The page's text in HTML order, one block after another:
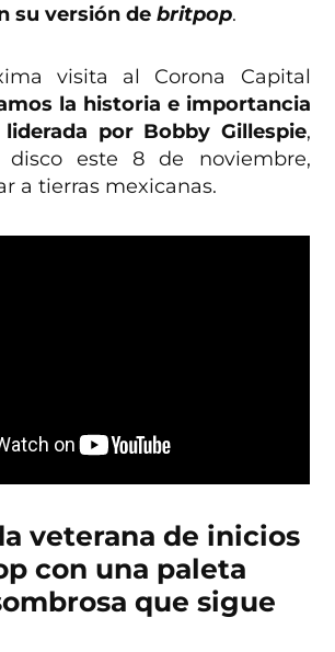
su versión debritpop.
visita al Corona Capital
la historia e importancia
por Bobby Gillespie,
disco este 8 de noviembre,
a tierras mexicanas.
veterana de inicios
con una paleta
que sigue